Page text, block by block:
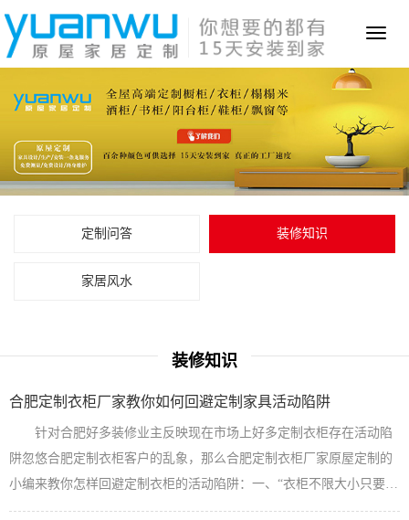
Toggle
定制问答 装修知识
家居风水
装修知识
合肥定制衣柜厂家教你如何回避定制家具活动陷阱
针对合肥好多装修业主反映现在市场上好多定制衣柜存在活动陷
阱忽悠合肥定制衣柜客户的乱象，那么合肥定制衣柜厂家原屋定制的
小编来教你怎样回避定制衣柜的活动陷阱：一、“衣柜不限大小只要
998元”类陷阱衣柜只要998还不限大小，这个你相信吗？反正我是不